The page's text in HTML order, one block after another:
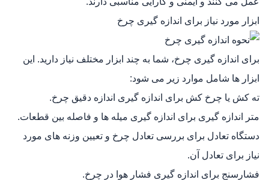
ابزار مورد نیاز برای اندازه گیری چرخ
برای اندازه‌ گیری چرخ، شما به چند ابزار مختلف نیاز دارید. این
ابزار ها شامل موارد زیر می‌ شود:
ته‌ کش یا چرخ‌ کش برای اندازه‌ گیری اندازه دقیق چرخ.
متر اندازه‌ گیری برای اندازه گیری میله‌ ها و فاصله بین قطعات.
دستگاه تعادل برای بررسی تعادل چرخ و تعیین وزنه‌ های مورد
نیاز برای تعادل آن.
فشارسنج برای اندازه‌ گیری فشار هوا در چرخ.